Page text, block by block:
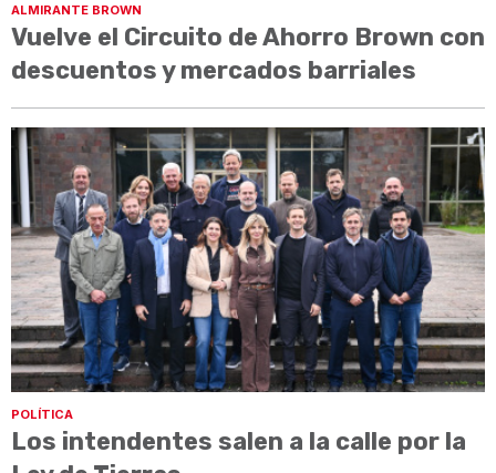
ALMIRANTE BROWN
Vuelve el Circuito de Ahorro Brown con
descuentos y mercados barriales
POLÍTICA
Los intendentes salen a la calle por la